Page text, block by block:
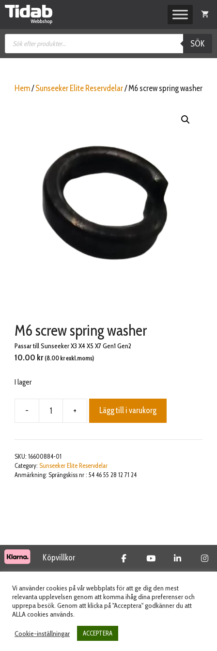
Hoppa
Produktsökning
SÖK
Hem/Sunseeker Elite Reservdelar/ M6 screw spring washer
M6 screw spring washer
Passar till Sunseeker X3 X4 X5 X7 Gen1 Gen2
10.00 kr (8.00 krexkl.moms)
I lager
-
spring
mängd
+ Lägg till i varukorg
SKU: 16600884-01
Category: Sunseeker Elite Reservdelar
Anmärkning: Sprängskiss nr : 54 46 55 28 12 71 24
Köpvillkor
© 2026 Tidab AB - All Rights Reserved
Vi använder cookies på vår webbplats för att ge dig den mest
relevanta upplevelsen genom att komma ihåg dina preferenser och
upprepa besök. Genom att klicka på "Acceptera" godkänner du att
ALLA cookies används.
Cookie-inställningar ACCEPTERA